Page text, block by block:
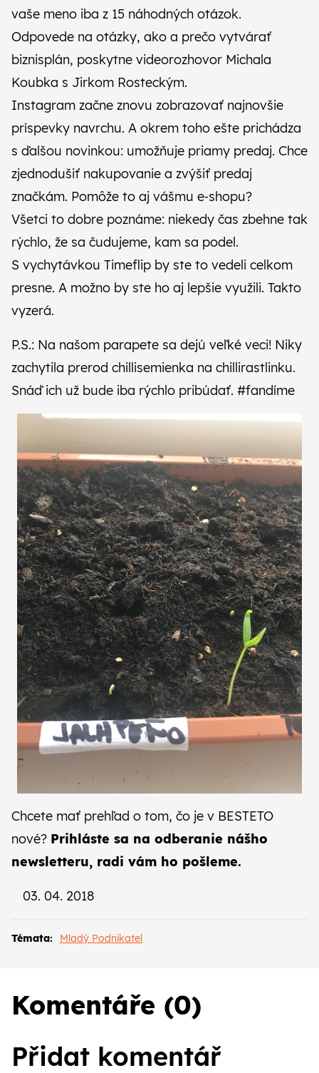
vaše meno iba z 15 náhodných otázok.
Odpovede na otázky, ako a prečo vytvárať
biznisplán, poskytne videorozhovor Michala
Koubka s Jirkom Rosteckým.
Instagram začne znovu zobrazovať najnovšie
príspevky navrchu. A okrem toho ešte prichádza
s ďalšou novinkou: umožňuje priamy predaj. Chce
zjednodušiť nakupovanie a zvýšiť predaj
značkám. Pomôže to aj vášmu e‑shopu?
Všetci to dobre poznáme: niekedy čas zbehne tak
rýchlo, že sa čudujeme, kam sa podel.
S vychytávkou Timeflip by ste to vedeli celkom
presne. A možno by ste ho aj lepšie využili. Takto
vyzerá.
P.S.: Na našom parapete sa dejú veľké veci! Niky
zachytila prerod chillisemienka na chillirastlinku.
Snáď ich už bude iba rýchlo pribúdať. #fandíme
Chcete mať prehľad o tom, čo je v BESTETO
nové? Prihláste sa na odberanie nášho
newsletteru, radi vám ho pošleme.
03. 04. 2018
Témata: Mladý Podnikatel
Komentáře (0)
Přidat komentář